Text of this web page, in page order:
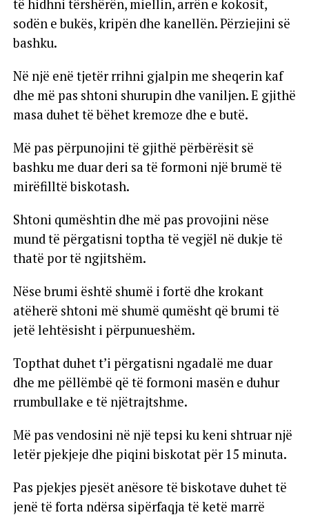
të hidhni tërshërën, miellin, arrën e kokosit,
sodën e bukës, kripën dhe kanellën. Përziejini së
bashku.
Në një enë tjetër rrihni gjalpin me sheqerin kaf
dhe më pas shtoni shurupin dhe vaniljen. E gjithë
masa duhet të bëhet kremoze dhe e butë.
Më pas përpunojini të gjithë përbërësit së
bashku me duar deri sa të formoni një brumë të
mirëfilltë biskotash.
Shtoni qumështin dhe më pas provojini nëse
mund të përgatisni toptha të vegjël në dukje të
thatë por të ngjitshëm.
Nëse brumi është shumë i fortë dhe krokant
atëherë shtoni më shumë qumësht që brumi të
jetë lehtësisht i përpunueshëm.
Topthat duhet t’i përgatisni ngadalë me duar
dhe me pëllëmbë që të formoni masën e duhur
rrumbullake e të njëtrajtshme.
Më pas vendosini në një tepsi ku keni shtruar një
letër pjekjeje dhe piqini biskotat për 15 minuta.
Pas pjekjes pjesët anësore të biskotave duhet të
jenë të forta ndërsa sipërfaqja të ketë marrë